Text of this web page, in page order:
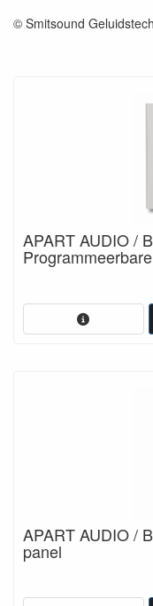
© Smitsound
APART AUDIO /
APART AUDIO /
panel